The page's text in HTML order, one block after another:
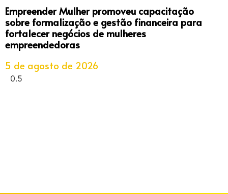
Empreender Mulher promoveu capacitação
sobre formalização e gestão financeira para
fortalecer negócios de mulheres
empreendedoras
5 de agosto de 2026